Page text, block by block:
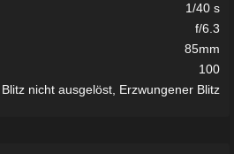
1/40 s
f/6.3
85mm
100
Blitz nicht ausgelöst, Erzwungener Blitz